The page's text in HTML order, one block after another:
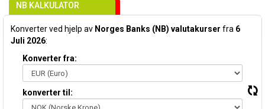
NB KALKULATOR
Konverter ved hjelp av Norges Banks (NB) valutakurser fra 6
Juli 2026:
Konverter fra:
konverter til: